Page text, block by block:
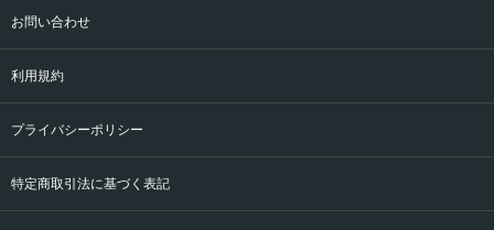
お問い合わせ
利用規約
プライバシーポリシー
特定商取引法に基づく表記